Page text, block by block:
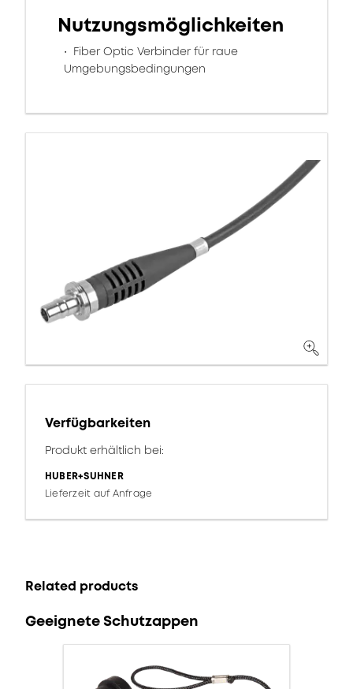
Nutzungsmöglichkeiten
Fiber Optic Verbinder für raue
Umgebungsbedingungen
Verfügbarkeiten
Produkt erhältlich bei:
HUBER+SUHNER
Lieferzeit auf Anfrage
Related products
Geeignete Schutzappen